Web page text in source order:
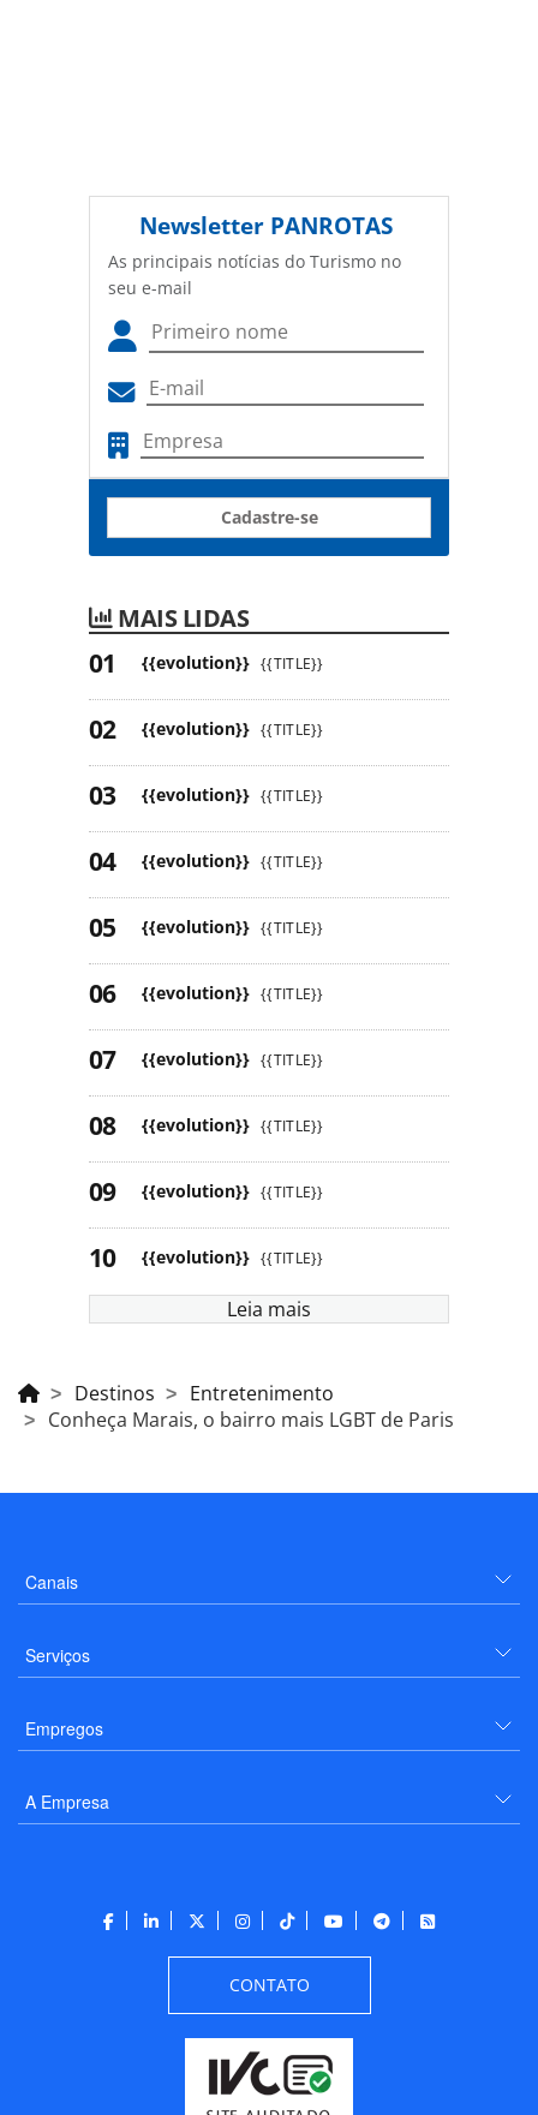
Newsletter PANROTAS
As principais notícias do Turismo no
seu e-mail
Cadastre-se
MAIS LIDAS
{{evolution}} {{TITLE}}
{{evolution}} {{TITLE}}
{{evolution}} {{TITLE}}
{{evolution}} {{TITLE}}
{{evolution}} {{TITLE}}
{{evolution}} {{TITLE}}
{{evolution}} {{TITLE}}
{{evolution}} {{TITLE}}
{{evolution}} {{TITLE}}
{{evolution}} {{TITLE}}
Leia mais
Destinos
Entretenimento
Conheça Marais, o bairro mais LGBT de Paris
Canais
Serviços
Empregos
A Empresa
CONTATO